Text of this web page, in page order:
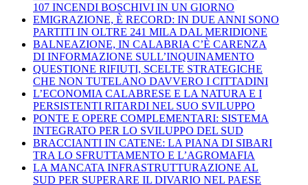
107 INCENDI BOSCHIVI IN UN GIORNO
EMIGRAZIONE, È RECORD: IN DUE ANNI SONO
PARTITI IN OLTRE 241 MILA DAL MERIDIONE
BALNEAZIONE, IN CALABRIA C’È CARENZA
DI INFORMAZIONE SULL’INQUINAMENTO
QUESTIONE RIFIUTI, SCELTE STRATEGICHE
CHE NON TUTELANO DAVVERO I CITTADINI
L’ECONOMIA CALABRESE E LA NATURA E I
PERSISTENTI RITARDI NEL SUO SVILUPPO
PONTE E OPERE COMPLEMENTARI: SISTEMA
INTEGRATO PER LO SVILUPPO DEL SUD
BRACCIANTI IN CATENE: LA PIANA DI SIBARI
TRA LO SFRUTTAMENTO E L’AGROMAFIA
LA MANCATA INFRASTRUTTURAZIONE AL
SUD PER SUPERARE IL DIVARIO NEL PAESE